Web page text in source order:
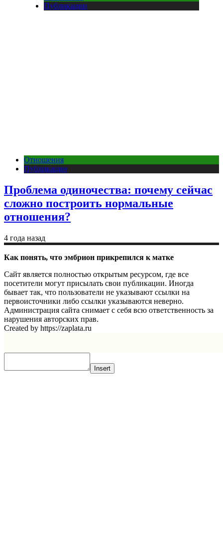
Публикации
Отношения
Публикации
Проблема одиночества: почему сейчас
сложно построить нормальные
отношения?
4 года назад
Как понять, что эмбрион прикрепился к матке
Сайт является полностью открытым ресурсом, где все
посетители могут присылать свои публикации. Иногда
бывает так, что пользователи не указывают ссылки на
первоисточники либо ссылки указываются неверно.
Администрация сайта снимает с себя всю ответственность за
нарушения авторских прав.
Created by https://zaplata.ru
Insert